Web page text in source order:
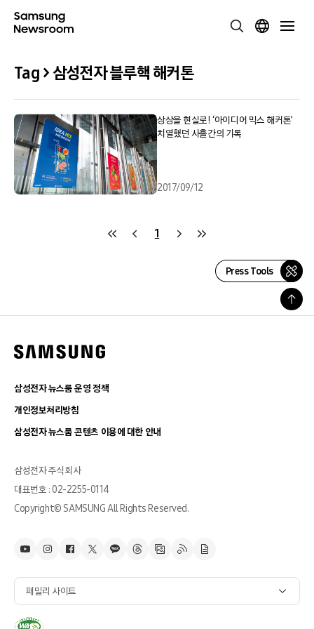
Tag > 삼성전자 블루핵 해커톤
상상을 현실로! ‘아이디어 믹스 해커톤’
치열했던 사흘간의 기록
2017/09/12
1
Press Tools
삼성전자 뉴스룸 운영 정책
개인정보처리방침
삼성전자 뉴스룸 콘텐츠 이용에 대한 안내
삼성전자 주식회사
대표번호 : 02-2255-0114
Copyright© SAMSUNG All Rights Reserved.
패밀리 사이트